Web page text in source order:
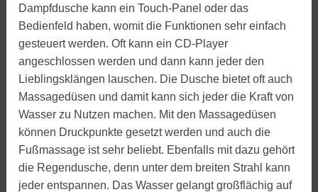
Dampfdusche kann ein Touch-Panel oder das
Bedienfeld haben, womit die Funktionen sehr einfach
gesteuert werden. Oft kann ein CD-Player
angeschlossen werden und dann kann jeder den
Lieblingsklängen lauschen. Die Dusche bietet oft auch
Massagedüsen und damit kann sich jeder die Kraft von
Wasser zu Nutzen machen. Mit den Massagedüsen
können Druckpunkte gesetzt werden und auch die
Fußmassage ist sehr beliebt. Ebenfalls mit dazu gehört
die Regendusche, denn unter dem breiten Strahl kann
jeder entspannen. Das Wasser gelangt großflächig auf